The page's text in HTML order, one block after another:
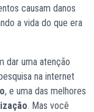
causam danos
a vida do que era
dar uma atenção
na internet
, e uma das melhores
. Mas você